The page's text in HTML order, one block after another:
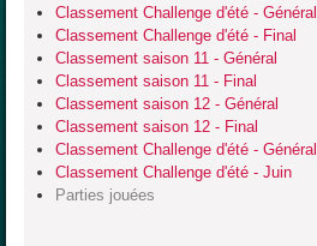
Classement Challenge d'été - Général
Classement Challenge d'été - Final
Classement saison 11 - Général
Classement saison 11 - Final
Classement saison 12 - Général
Classement saison 12 - Final
Classement Challenge d'été - Général
Classement Challenge d'été - Juin
Parties jouées